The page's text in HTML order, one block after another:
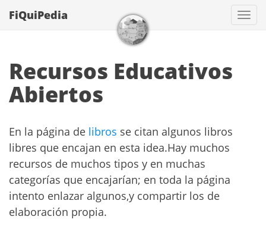
FiQuiPedia
Recursos Educativos
Abiertos
En la página de libros se citan algunos libros
libres que encajan en esta idea.Hay muchos
recursos de muchos tipos y en muchas
categorías que encajarían; en toda la página
intento enlazar algunos,y compartir los de
elaboración propia.